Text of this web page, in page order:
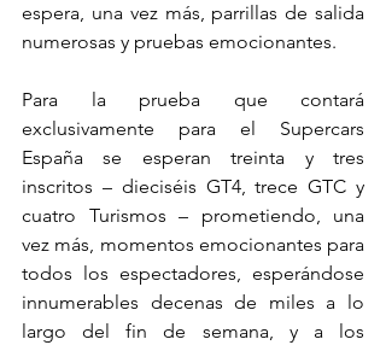
espera, una vez más, parrillas de salida
numerosas y pruebas emocionantes.
Para la prueba que contará
exclusivamente para el Supercars
España se esperan treinta y tres
inscritos – dieciséis GT4, trece GTC y
cuatro Turismos – prometiendo, una
vez más, momentos emocionantes para
todos los espectadores, esperándose
innumerables decenas de miles a lo
largo del fin de semana, y a los